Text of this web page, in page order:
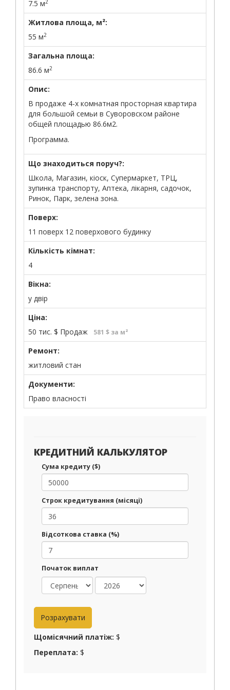
7.5 м
Житлова площа, м²:
55 м2
Загальна площа:
86.6 м2
Опис:
В продаже 4-х комнатная просторная квартира
для большой семьи в Суворовском районе
общей площадью 86.6м2.
Программа.
Що знаходиться поруч?:
Школа, Магазин, кіоск, Супермаркет, ТРЦ,
зупинка транспорту, Аптека, лікарня, садочок,
Ринок, Парк, зелена зона.
Поверх:
11 поверх 12 поверхового будинку
Кількість кімнат:
4
Вікна:
у двір
Ціна:
50 тис. $ Продаж 581 $ за м²
Ремонт:
житловий стан
Документи:
Право власності
КРЕДИТНИЙ КАЛЬКУЛЯТОР
Сума кредиту ($)
Строк кредитування (місяці)
Відсоткова ставка (%)
Початок виплат
Щомісячний платіж: $
Переплата: $